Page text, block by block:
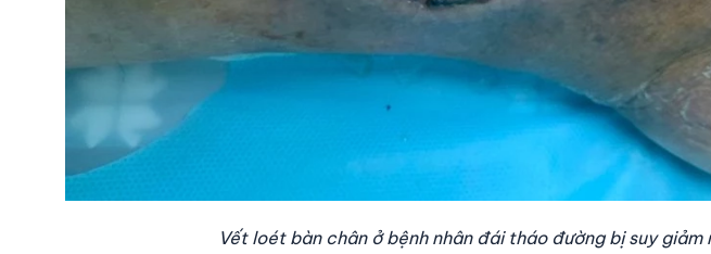
Vết loét bàn chân ở bệnh nhân đái tháo đường bị suy giảm